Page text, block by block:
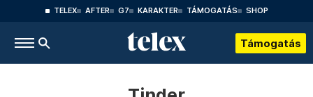
TELEX AFTER G7 KARAKTER TÁMOGATÁS SHOP
Támogatás